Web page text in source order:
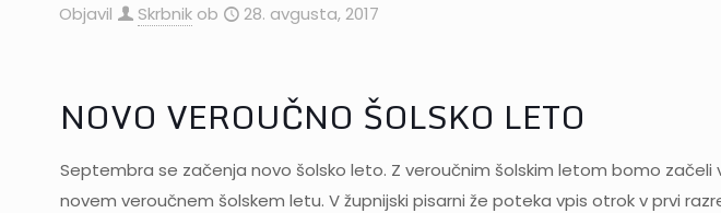
Objavil Skrbnik ob 28. avgusta, 2017
NOVO VEROUČNO ŠOLSKO LETO
Septembra se začenja novo šolsko leto. Z veroučnim šolskim letom bomo začeli
novem veroučnem šolskem letu. V župnijski pisarni že poteka vpis otrok v prvi